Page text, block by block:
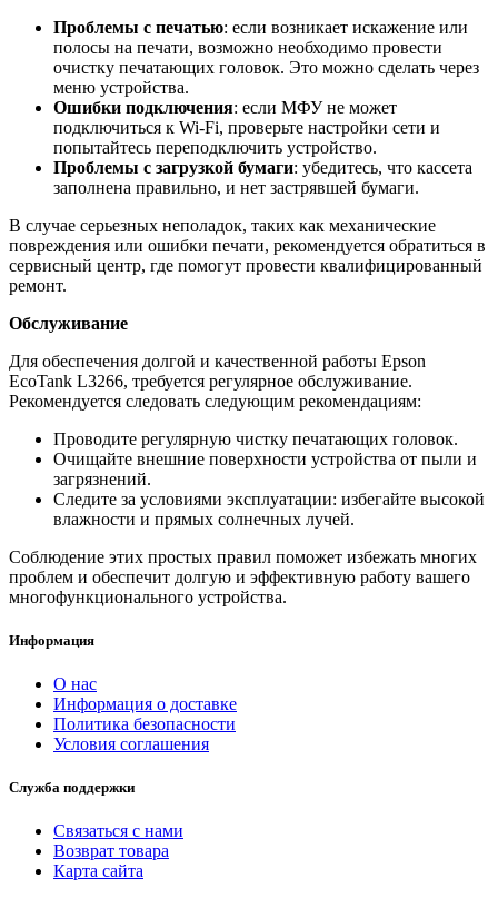
Проблемы с печатью: если возникает искажение или
полосы на печати, возможно необходимо провести
очистку печатающих головок. Это можно сделать через
меню устройства.
Ошибки подключения: если МФУ не может
подключиться к Wi-Fi, проверьте настройки сети и
попытайтесь переподключить устройство.
Проблемы с загрузкой бумаги: убедитесь, что кассета
заполнена правильно, и нет застрявшей бумаги.
В случае серьезных неполадок, таких как механические
повреждения или ошибки печати, рекомендуется обратиться в
сервисный центр, где помогут провести квалифицированный
ремонт.
Обслуживание
Для обеспечения долгой и качественной работы Epson
EcoTank L3266, требуется регулярное обслуживание.
Рекомендуется следовать следующим рекомендациям:
Проводите регулярную чистку печатающих головок.
Очищайте внешние поверхности устройства от пыли и
загрязнений.
Следите за условиями эксплуатации: избегайте высокой
влажности и прямых солнечных лучей.
Соблюдение этих простых правил поможет избежать многих
проблем и обеспечит долгую и эффективную работу вашего
многофункционального устройства.
Информация
О нас
Информация о доставке
Политика безопасности
Условия соглашения
Служба поддержки
Связаться с нами
Возврат товара
Карта сайта